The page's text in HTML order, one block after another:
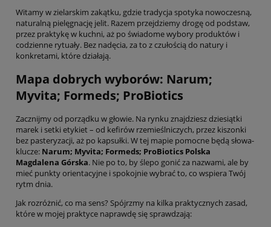
Witamy w zielarskim zakątku, gdzie tradycja spotyka nowoczesną,
naturalną pielęgnację jelit. Razem przejdziemy drogę od podstaw,
przez praktykę w kuchni, aż po świadome wybory produktów i
codzienne rytuały. Bez nadęcia, za to z czułością do natury i
konkretami, które działają.
Mapa dobrych wyborów: Narum;
Myvita; Formeds; ProBiotics
Zacznijmy od porządku w głowie. Na rynku znajdziesz dziesiątki
marek i setki etykiet – od kefirów rzemieślniczych, przez kiszonki
bez pasteryzacji, aż po kapsułki. W tej mapie pomocne będą słowa-
klucze: Narum; Myvita; Formeds; ProBiotics Polska
Magdalena Górska. Nie po to, by ślepo gonić za nazwami, ale by
mieć punkty orientacyjne i spokojnie wybrać to, co wspiera Twój
rytm dnia.
Jak rozróżnić, co ma sens? Spójrzmy na kilka praktycznych zasad,
które w mojej praktyce naprawdę się sprawdzają: